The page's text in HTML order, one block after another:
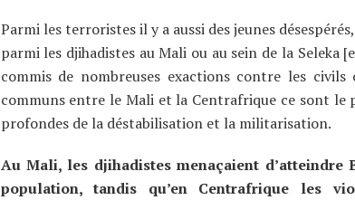
Parmi les terroristes il y a aussi des jeunes
parmi les djihadistes au Mali ou au sein de la Seleka
commis de nombreuses exactions contre les
communs entre le Mali et la Centrafrique ce sont le
profondes de la déstabilisation et la militarisation.
Au Mali, les djihadistes menaçaient d’atteindre
population, tandis qu’en Centrafrique les